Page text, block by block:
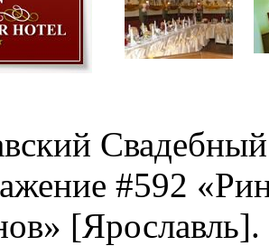
#592
[Ярославль].